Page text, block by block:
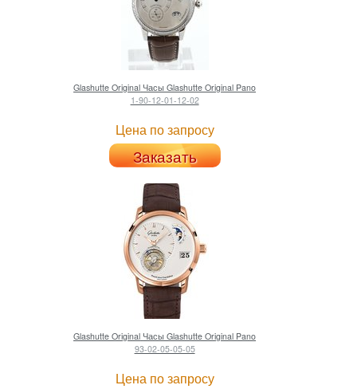
Glashutte Original Часы Glashutte Original Pano
1-90-12-01-12-02
Цена по запросу
Заказать
Glashutte Original Часы Glashutte Original Pano
93-02-05-05-05
Цена по запросу